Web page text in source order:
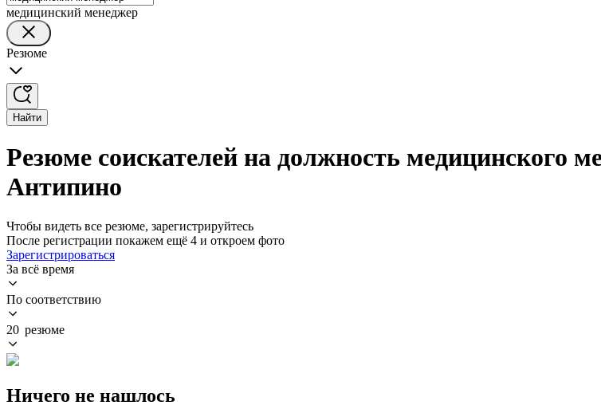
медицинский менеджер
Резюме
Найти
Резюме соискателей на должность медицинского
Антипино
Чтобы видеть все резюме, зарегистрируйтесь
После регистрации покажем ещё 4 и откроем фото
Зарегистрироваться
За всё время
По соответствию
20 резюме
Ничего не нашлось